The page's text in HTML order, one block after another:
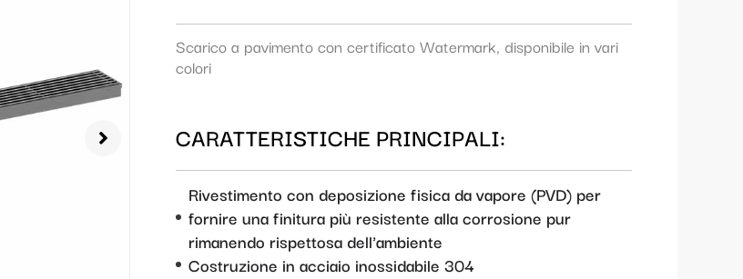
Scarico a pavimento con certificato Watermark, disponibile in vari
colori
CARATTERISTICHE PRINCIPALI:
Rivestimento con deposizione fisica da vapore (PVD) per
fornire una finitura più resistente alla corrosione pur
rimanendo rispettosa dell'ambiente
Costruzione in acciaio inossidabile 304